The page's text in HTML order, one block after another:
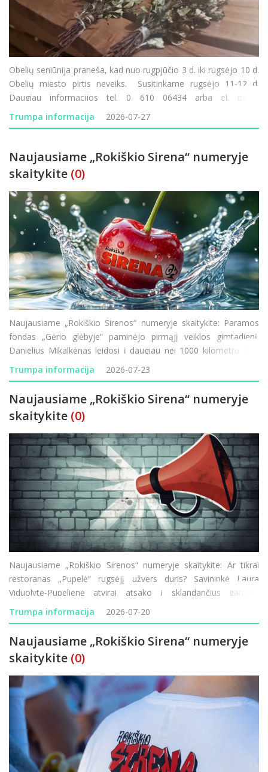
Obelių seniūnija praneša, kad nuo rugpjūčio 3 d. iki rugsėjo 10 d.
Obelių miesto pirtis neveiks. Susitinkame rugsėjo 11-12 d.
Daugiau informacijos tel. 0 610 06434 arba el. paštu
obeliu.seniunija@rokiskis.lt
Trumpa informacija 2026-07-27
Naujausiame „Rokiškio Sirena“ numeryje
skaitykite (0)
Naujausiame „Rokiškio Sirenos“ numeryje skaitykite: Paramos
fondas „Gėrio glėbyje“ paminėjo pirmąjį veiklos gimtadienį.
Danielius Mikalkėnas leidosi į daugiau nei 1000 kilometrų žygį
pėsčiomis aplink Lietuvą. Prasideda Rokiškio ligoninės
modernizacija &ndas
Trumpa informacija 2026-07-23
Naujausiame „Rokiškio Sirena“ numeryje
skaitykite (0)
Naujausiame „Rokiškio Sirenos“ numeryje skaitykite: Ar tikrai
restoranas „Pupelė“ rugsėjį užvers duris? Savininkė Laura
Viduolytė-Pupelienė atvirai atsako į sklandančius gandus.
Lietuvos–Latvijos pasienyje vėl vykdomi visą parą trunkantys
transporto patikrini
Trumpa informacija 2026-07-20
Naujausiame „Rokiškio Sirena“ numeryje
skaitykite (0)